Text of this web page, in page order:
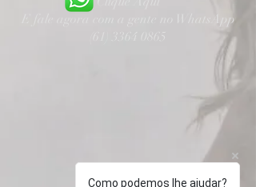
E fale agora com a gente no WhatsApp
Como podemos lhe ajudar?